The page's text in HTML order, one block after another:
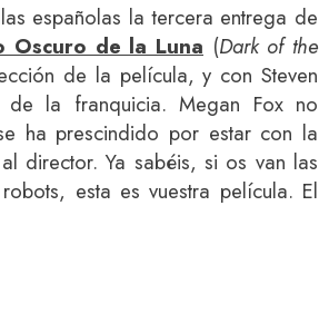
españolas la tercera entrega de
Oscuro de la Luna (Dark of the
de la película, y con Steven
de la franquicia. Megan Fox no
ha prescindido por estar con la
director. Ya sabéis, si os van las
esta es vuestra película. El